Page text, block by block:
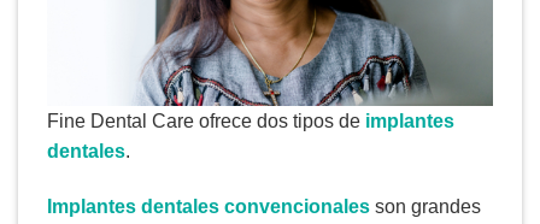
Fine Dental Care ofrece dos tipos de implantes
dentales.
Implantes dentales convencionales son grandes